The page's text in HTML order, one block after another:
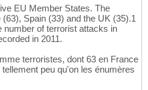
EU Member States. The
Spain (33) and the UK (35).1
number of terrorist attacks in
in 2011.
terroristes, dont 63 en France
peu qu'on les énumères